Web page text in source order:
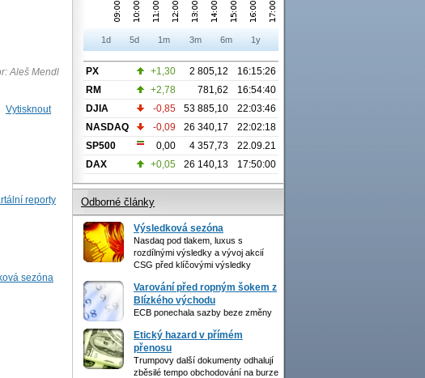
Aleš Mendl
Vytisknout
reporty
sezóna
1d 5d 1m 3m 6m 1y
PX +1,30 2 805,12
16:15:26
RM
+2,78 781,62
16:54:40
DJIA
-0,85 53 885,10
22:03:46
NASDAQ
-0,09 26 340,17
22:02:18
SP500
0,00 4 357,73
22.09.21
DAX
+0,05 26 140,13 17:50:00
Odborné články
Výsledková sezóna
Nasdaq pod tlakem, luxus s
rozdílnými výsledky a vývoj akcií
CSG před klíčovými výsledky
Varování před ropným šokem z
Blízkého východu
ECB ponechala sazby beze změny
Etický hazard v přímém
přenosu
Trumpovy další dokumenty odhalují
zběsilé tempo obchodování na burze